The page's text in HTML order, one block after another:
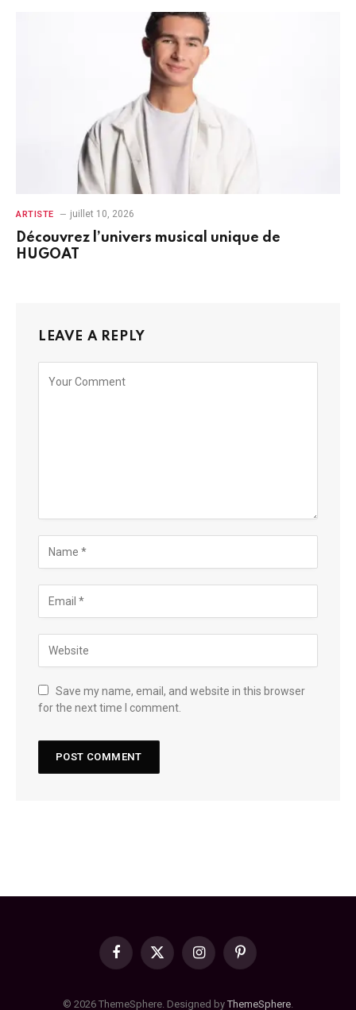
ARTISTE juillet 10, 2026
Découvrez l’univers musical unique de
HUGOAT
LEAVE A REPLY
Save my name, email, and website in this browser
for the next time I comment.
Facebook
X
InstagramPinterest
© 2026 ThemeSphere. Designed byThemeSphere.